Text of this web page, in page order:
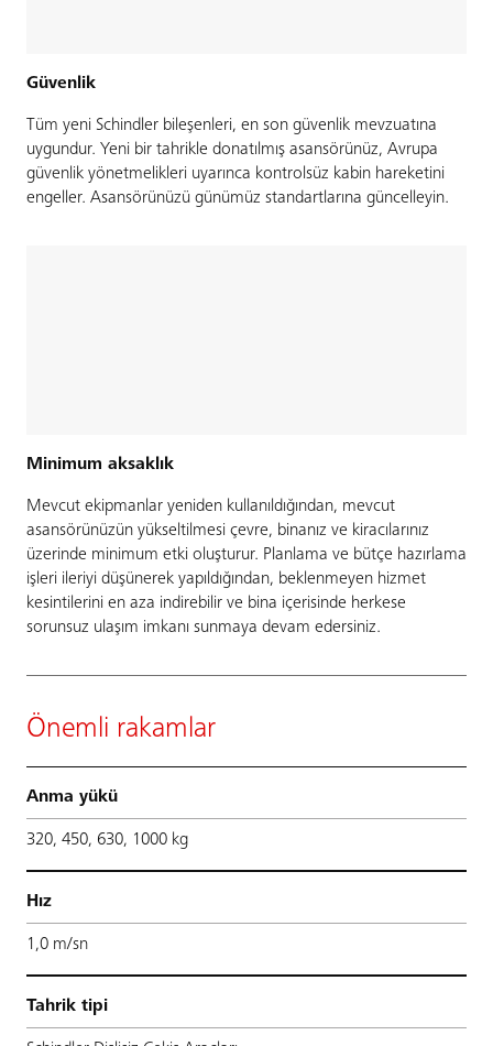
Güvenlik
Tüm yeni Schindler bileşenleri, en son güvenlik mevzuatına
uygundur. Yeni bir tahrikle donatılmış asansörünüz, Avrupa
güvenlik yönetmelikleri uyarınca kontrolsüz kabin hareketini
engeller. Asansörünüzü günümüz standartlarına güncelleyin.
Minimum aksaklık
Mevcut ekipmanlar yeniden kullanıldığından, mevcut
asansörünüzün yükseltilmesi çevre, binanız ve kiracılarınız
üzerinde minimum etki oluşturur. Planlama ve bütçe hazırlama
işleri ileriyi düşünerek yapıldığından, beklenmeyen hizmet
kesintilerini en aza indirebilir ve bina içerisinde herkese
sorunsuz ulaşım imkanı sunmaya devam edersiniz.
Önemli rakamlar
Anma yükü
320, 450, 630, 1000 kg
Hız
1,0 m/sn
Tahrik tipi